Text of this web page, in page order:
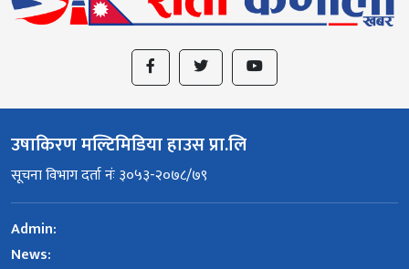
उषाकिरण मल्टिमिडिया हाउस प्रा.लि
सूचना विभाग दर्ता नंः ३०५३-२०७८/७९
Admin:
News: